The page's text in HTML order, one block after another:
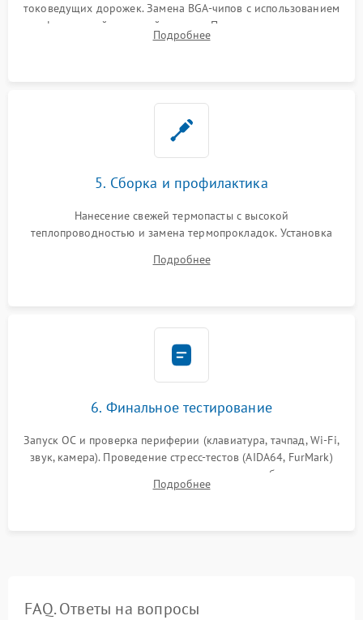
токоведущих дорожек. Замена BGA-чипов с использованием
инфракрасной паяльной станции. Прошивка микросхемы
BIOS или замена поврежденных портов USB
Подробнее
5. Сборка и профилактика
Нанесение свежей термопасты с высокой
теплопроводностью и замена термопрокладок. Установка
шлейфов, модулей памяти и накопителей. Предварительная
Подробнее
6. Финальное тестирование
Запуск ОС и проверка периферии (клавиатура, тачпад, Wi-Fi,
звук, камера). Проведение стресс-тестов (AIDA64, FurMark)
для контроля температурного режима и стабильности
системы под пиковой нагрузкой.
Подробнее
FAQ. Ответы на вопросы